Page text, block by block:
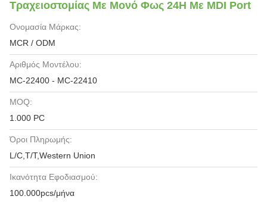
Τραχειοστομίας Με Μονό Φως 24H Με MDI Port
Ονομασία Μάρκας:
MCR / ODM
Αριθμός Μοντέλου:
MC-22400 - MC-22410
MOQ:
1.000 PC
Όροι Πληρωμής:
L/C,T/T,Western Union
Ικανότητα Εφοδιασμού:
100.000pcs/μήνα